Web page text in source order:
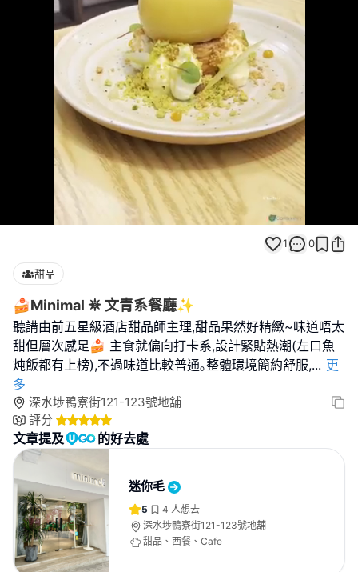
Loaded
100.00%
1 0
甜品
🍰Minimal 𖤓 文青系餐廳✨
聽講由前五星級酒店甜品師主理,甜品果然好精緻~味道唔太
甜但層次感足🍰 主食就偏向打卡系,設計緊貼熱潮(左口魚
炖飯都有上榜),不過味道比較普通｡整體環境簡約舒服,... 更
多
深水埗鴨寮街121-123號地舖
評分
文章提及 的好去處
迷你毛
5 4 人想去
深水埗鴨寮街121-123號地舖
甜品、西餐、Cafe